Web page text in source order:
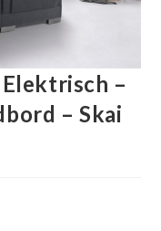
–
– Skai